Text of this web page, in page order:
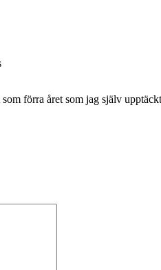
förra året som jag själv